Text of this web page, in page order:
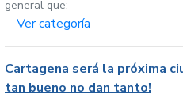
general que:
Ver categoría
Cartagena será la próxima
tan bueno no dan tanto!